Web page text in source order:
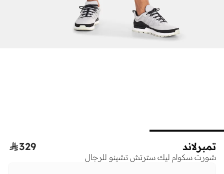
تمبرلاند
شورت سكوام ليك سترتش تشينو للرجال
329